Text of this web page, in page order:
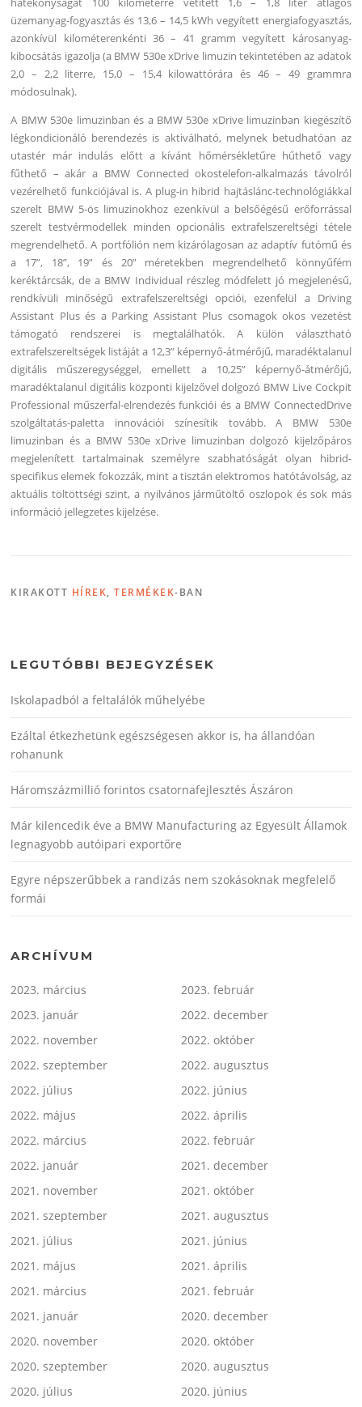
üzemanyag-fogyasztás és 13,6 – 14,5 kWh vegyített energiafogyasztás,
azonkívül kilométerenkénti 36 – 41 gramm vegyített károsanyag-
kibocsátás igazolja (a BMW 530e xDrive limuzin tekintetében az adatok
2,0 – 2,2 literre, 15,0 – 15,4 kilowattórára és 46 – 49 grammra
módosulnak).
A BMW 530e limuzinban és a BMW 530e xDrive limuzinban kiegészítő
légkondicionáló berendezés is aktiválható, melynek betudhatóan az
utastér már indulás előtt a kívánt hőmérsékletűre hűthető vagy
fűthető – akár a BMW Connected okostelefon-alkalmazás távolról
vezérelhető funkciójával is. A plug-in hibrid hajtáslánc-technológiákkal
szerelt BMW 5-ös limuzinokhoz ezenkívül a belsőégésű erőforrással
szerelt testvérmodellek minden opcionális extrafelszereltségi tétele
megrendelhető. A portfólión nem kizárólagosan az adaptív futómű és
a 17”, 18”, 19” és 20” méretekben megrendelhető könnyűfém
keréktárcsák, de a BMW Individual részleg módfelett jó megjelenésű,
rendkívüli minőségű extrafelszereltségi opciói, ezenfelül a Driving
Assistant Plus és a Parking Assistant Plus csomagok okos vezetést
támogató rendszerei is megtalálhatók. A külön választható
extrafelszereltségek listáját a 12,3” képernyő-átmérőjű, maradéktalanul
digitális műszeregységgel, emellett a 10,25” képernyő-átmérőjű,
maradéktalanul digitális központi kijelzővel dolgozó BMW Live Cockpit
Professional műszerfal-elrendezés funkciói és a BMW ConnectedDrive
szolgáltatás-paletta innovációi színesítik tovább. A BMW 530e
limuzinban és a BMW 530e xDrive limuzinban dolgozó kijelzőpáros
megjelenített tartalmainak személyre szabhatóságát olyan hibrid-
specifikus elemek fokozzák, mint a tisztán elektromos hatótávolság, az
aktuális töltöttségi szint, a nyilvános járműtöltő oszlopok és sok más
információ jellegzetes kijelzése.
KIRAKOTT HÍREK,TERMÉKEK-BAN
LEGUTÓBBI BEJEGYZÉSEK
Iskolapadból a feltalálók műhelyébe
Ezáltal étkezhetünk egészségesen akkor is, ha állandóan
rohanunk
Háromszázmillió forintos csatornafejlesztés Ászáron
Már kilencedik éve a BMW Manufacturing az Egyesült Államok
legnagyobb autóipari exportőre
Egyre népszerűbbek a randizás nem szokásoknak megfelelő
formái
ARCHÍVUM
2023. március
2023. február
2023. január
2022. december
2022. november
2022. október
2022. szeptember
2022. augusztus
2022. július
2022. június
2022. május
2022. április
2022. március
2022. február
2022. január
2021. december
2021. november
2021. október
2021. szeptember
2021. augusztus
2021. július
2021. június
2021. május
2021. április
2021. március
2021. február
2021. január
2020. december
2020. november
2020. október
2020. szeptember
2020. augusztus
2020. július
2020. június